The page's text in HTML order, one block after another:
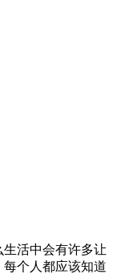
活中会有许多让
个人都应该知道